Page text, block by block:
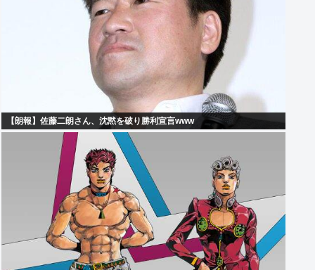
【朗報】佐藤二朗さん、沈黙を破り勝利宣言www